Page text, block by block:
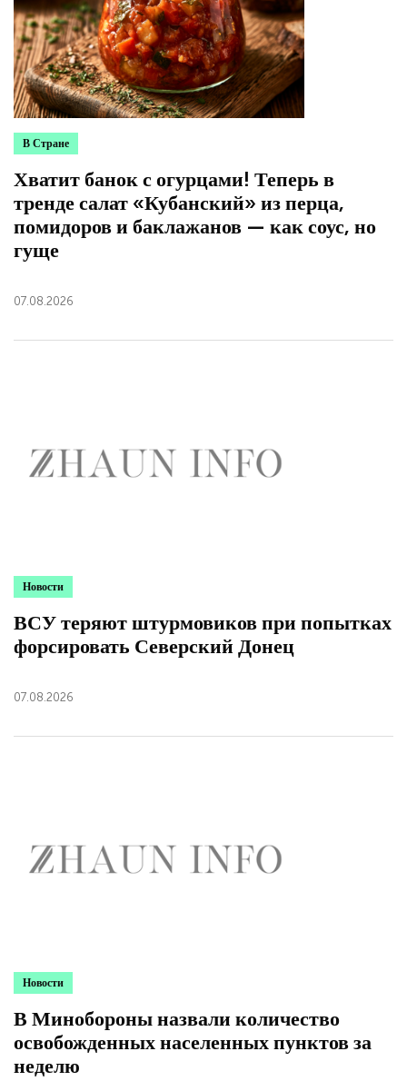
В Стране
Хватит банок с огурцами! Теперь в
тренде салат «Кубанский» из перца,
помидоров и баклажанов — как соус, но
гуще
07.08.2026
Новости
ВСУ теряют штурмовиков при попытках
форсировать Северский Донец
07.08.2026
Новости
В Минобороны назвали количество
освобожденных населенных пунктов за
неделю